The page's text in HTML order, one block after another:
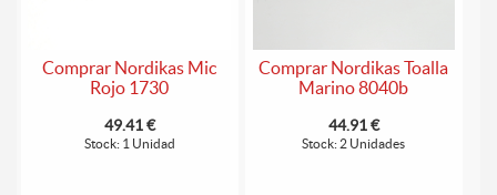
Comprar Nordikas Mic
Rojo 1730
49.41 €
Stock: 1 Unidad
Comprar Nordikas Toalla
Marino 8040b
44.91 €
Stock: 2 Unidades